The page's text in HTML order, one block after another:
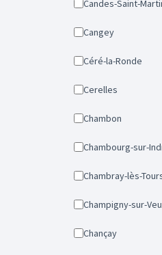
Candes-Saint-
Cangey
Céré-la-Ronde
Cerelles
Chambon
Chambourg-sur-
Chambray-lès-
Champigny-sur-
Chançay